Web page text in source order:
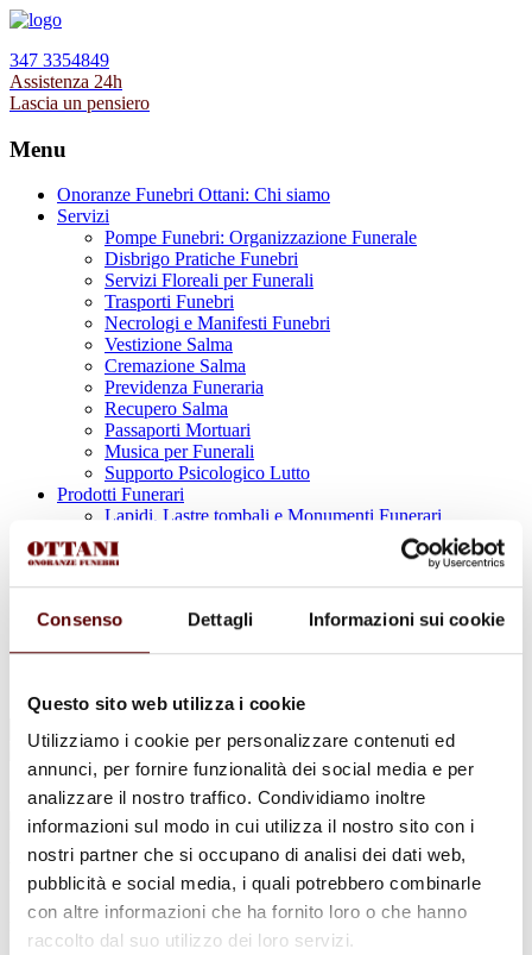
Consenso Dettagli Informazioni sui cookie
Questo sito web utilizza i cookie
Utilizziamo i cookie per personalizzare contenuti ed
annunci, per fornire funzionalità dei social media e per
analizzare il nostro traffico. Condividiamo inoltre
informazioni sul modo in cui utilizza il nostro sito con i
nostri partner che si occupano di analisi dei dati web,
pubblicità e social media, i quali potrebbero combinarle
con altre informazioni che ha fornito loro o che hanno
raccolto dal suo utilizzo dei loro servizi.
347 3354849
Assistenza 24h
Lascia un pensiero
Menu
Onoranze Funebri Ottani: Chi siamo
Servizi
Pompe Funebri: Organizzazione Funerale
Disbrigo Pratiche Funebri
Servizi Floreali per Funerali
Trasporti Funebri
Necrologi e Manifesti Funebri
Vestizione Salma
Cremazione Salma
Previdenza Funeraria
Recupero Salma
Passaporti Mortuari
Musica per Funerali
Supporto Psicologico Lutto
Prodotti Funerari
Lapidi, Lastre tombali e Monumenti Funerari
Urne Cinerarie
Allestimento Funebre
Necrologi
per:
Franca Baschieri
in Mengoli